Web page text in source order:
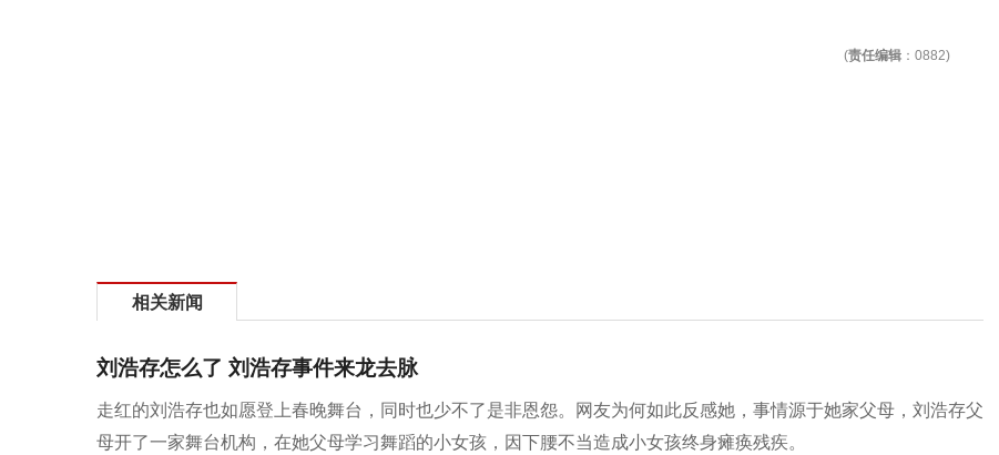
(责任编辑 ：0882)
相关新闻
刘浩存怎么了 刘浩存事件来龙去脉
走红的刘浩存也如愿登上春晚舞台，同时也少不了是非恩怨。网友为何如此反感她，事情源于她家父母，刘浩存父
母开了一家舞台机构，在她父母学习舞蹈的小女孩，因下腰不当造成小女孩终身瘫痪残疾。